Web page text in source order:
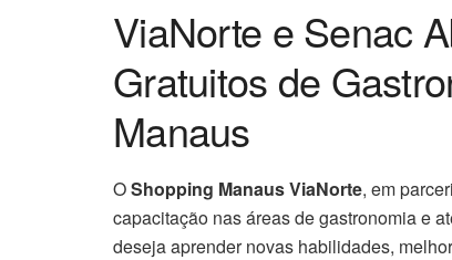
ViaNorte e Senac
Gratuitos de
Manaus
OShopping Manaus ViaNorte, em
capacitação nas áreas de gastronomia e
deseja aprender novas habilidades,